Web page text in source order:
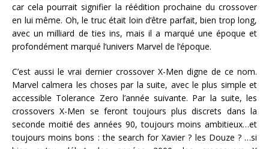
car cela pourrait signifier la réédition prochaine du crossover
en lui même. Oh, le truc était loin d’être parfait, bien trop long,
avec un milliard de ties ins, mais il a marqué une époque et
profondément marqué l’univers Marvel de l’époque.
C’est aussi le vrai dernier crossover X-Men digne de ce nom.
Marvel calmera les choses par la suite, avec le plus simple et
accessible Tolerance Zero l’année suivante. Par la suite, les
crossovers X-Men se feront toujours plus discrets dans la
seconde moitié des années 90, toujours moins ambitieux…et
toujours moins bons : the search for Xavier ? les Douze ? …si